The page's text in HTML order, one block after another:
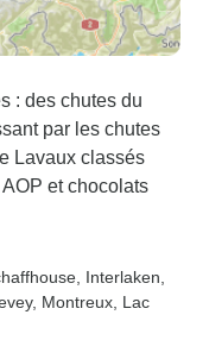
: des chutes du
par les chutes
Lavaux classés
et chocolats
, Interlaken
, Montreux , Lac